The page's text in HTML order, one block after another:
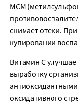
МСМ
снимает отеки.
купировании
Витамин С
выработку
оксидативного